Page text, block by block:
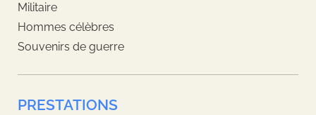
Militaire
Hommes célèbres
Souvenirs de guerre
PRESTATIONS